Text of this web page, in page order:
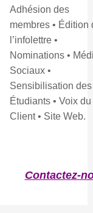
Adhésion des
membres • Édition
l’infolettre •
Nominations •
Sociaux •
Sensibilisation des
Étudiants • Voix du
Client • Site Web.
Contactez-